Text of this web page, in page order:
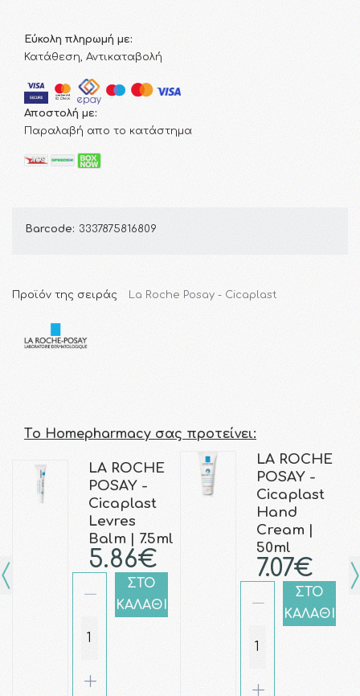
Εύκολη πληρωμή με:
Κατάθεση, Αντικαταβολή
Αποστολή με:
Παραλαβή απο το κατάστημα
Barcode: 3337875816809
Προϊόν της σειράς La Roche Posay - Cicaplast
Τo Homepharmacy σας προτείνει:
LA ROCHE
POSAY -
Cicaplast
Levres
Balm | 7.5ml
5.86€
ΣΤΟ
ΚΑΛΑΘΙ
LA ROCHE
POSAY -
Cicaplast
Hand
Cream |
50ml
7.07€
ΣΤΟ
ΚΑΛΑΘΙ